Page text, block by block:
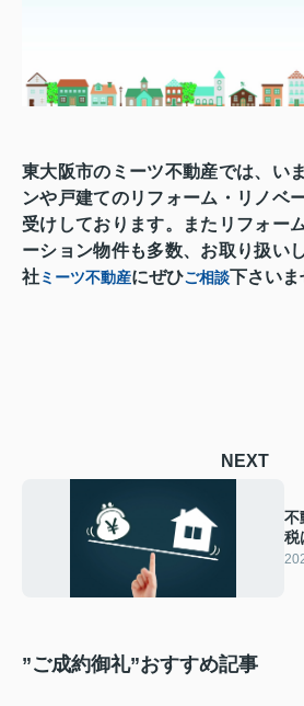
東大阪市のミーツ不動産では、い
ンや戸建てのリフォーム・リノベ
受けしております。またリフォー
ーション物件も多数、お取り扱い
社ミーツ不動産にぜひご相談下さいま
NEXT
不
税
税
”ご成約御礼”おすすめ記事